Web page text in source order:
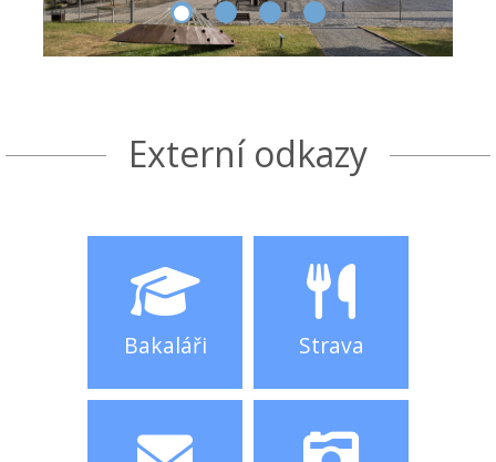
Externí odkazy
Bakaláři Strava